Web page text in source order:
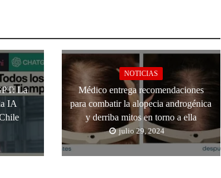
La
IA
NOTICIAS
Médico entrega recomendaciones
para combatir la alopecia androgénica
y derriba mitos en torno a ella
julio 29, 2024